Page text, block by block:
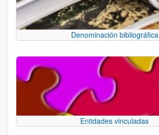
Denominación bibliográfica
Entidades vinculadas